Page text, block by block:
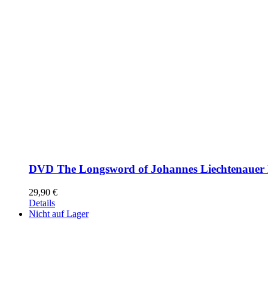
DVD The Longsword of Johannes
29,90 €
Details
Nicht auf Lager